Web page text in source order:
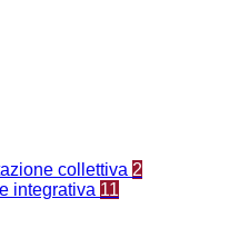
collettiva 2
integrativa 11